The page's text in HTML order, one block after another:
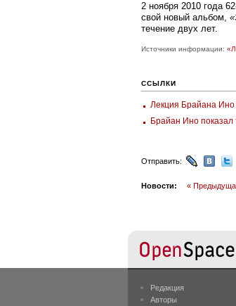
2 ноября 2010 года
свой новый альбом,
течение двух лет.
Источники информации:
ССЫЛКИ
Лекция Брайана Ино
Брайан Ино показал
Отправить:
Новости: «
Редакция
Авторы